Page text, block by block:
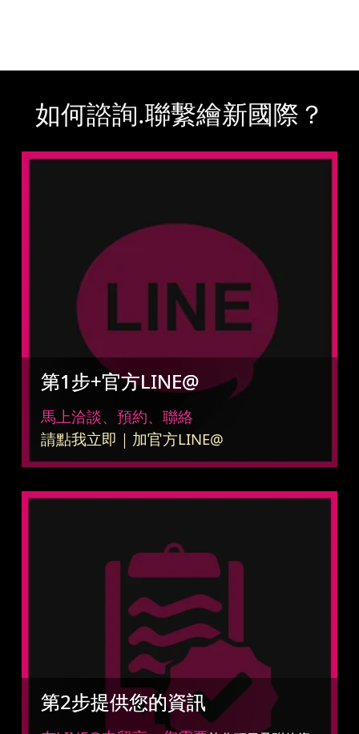
如何諮詢.聯繫繪新國際？
第1步+官方LINE@
馬上洽談、預約、聯絡
請點我立即｜加官方LINE@
第2步提供您的資訊